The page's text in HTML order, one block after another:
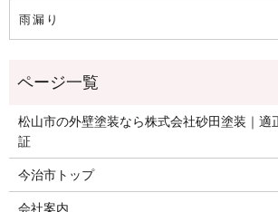
雨漏り
松山市の外壁塗装なら株式会社砂田塗装｜適
証
今治市トップ
会社案内